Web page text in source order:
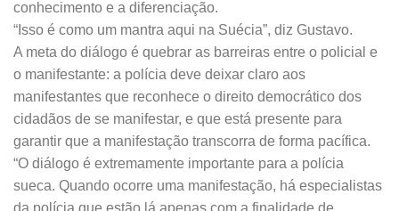
conhecimento e a diferenciação.
“Isso é como um mantra aqui na Suécia”, diz Gustavo.
A meta do diálogo é quebrar as barreiras entre o policial e
o manifestante: a polícia deve deixar claro aos
manifestantes que reconhece o direito democrático dos
cidadãos de se manifestar, e que está presente para
garantir que a manifestação transcorra de forma pacífica.
“O diálogo é extremamente importante para a polícia
sueca. Quando ocorre uma manifestação, há especialistas
da polícia que estão lá apenas com a finalidade de